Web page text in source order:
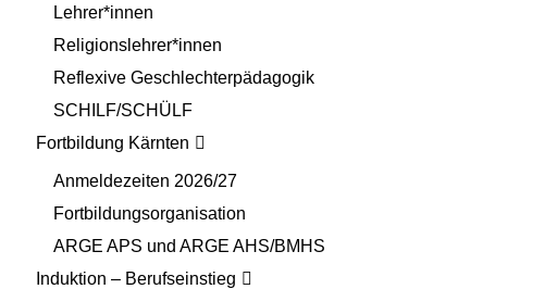
Lehrer*innen
Religionslehrer*innen
Reflexive Geschlechterpädagogik
SCHILF/SCHÜLF
Fortbildung Kärnten
Anmeldezeiten 2026/27
Fortbildungsorganisation
ARGE APS und ARGE AHS/BMHS
Induktion – Berufseinstieg